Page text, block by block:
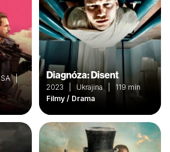
|
Diagnóza: Disent
2023 | Ukrajina | 119 min
Filmy / Drama